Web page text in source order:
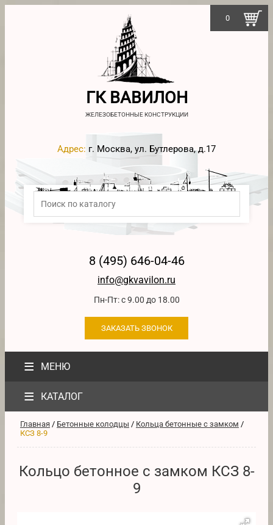
ГК ВАВИЛОН
ЖЕЛЕЗОБЕТОННЫЕ КОНСТРУКЦИИ
Адрес: г. Москва, ул. Бутлерова, д.17
8 (495) 646-04-46
info@gkvavilon.ru
Пн-Пт: с 9.00 до 18.00
ЗАКАЗАТЬ ЗВОНОК
≡ МЕНЮ
0
≡ КАТАЛОГ
Главная / Бетонные колодцы / Кольца бетонные с замком /
КСЗ 8-9
Кольцо бетонное с замком КСЗ 8-
9